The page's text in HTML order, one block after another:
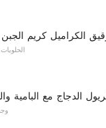
الكراميل كريم
الحلويات
الدجاج مع البامية